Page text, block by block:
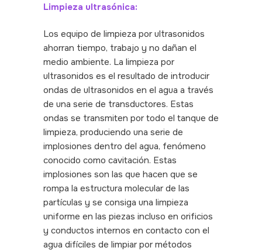
Limpieza ultrasónica:
Los equipo de limpieza por ultrasonidos
ahorran tiempo, trabajo y no dañan el
medio ambiente. La limpieza por
ultrasonidos es el resultado de introducir
ondas de ultrasonidos en el agua a través
de una serie de transductores. Estas
ondas se transmiten por todo el tanque de
limpieza, produciendo una serie de
implosiones dentro del agua, fenómeno
conocido como cavitación. Estas
implosiones son las que hacen que se
rompa la estructura molecular de las
partículas y se consiga una limpieza
uniforme en las piezas incluso en orificios
y conductos internos en contacto con el
agua difíciles de limpiar por métodos